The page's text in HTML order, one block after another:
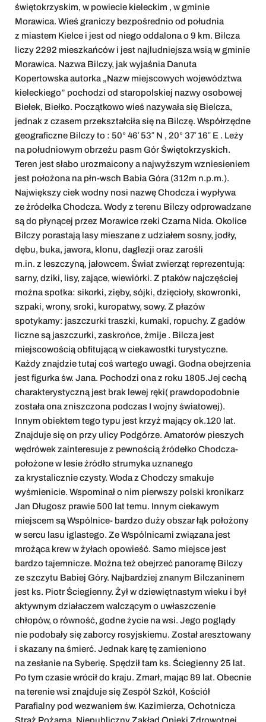
świętokrzyskim, w powiecie kieleckim , w gminie
Morawica. Wieś graniczy bezpośrednio od południa
z miastem Kielce i jest od niego oddalona o 9 km. Bilcza
liczy 2292 mieszkańców i jest najludniejsza wsią w gminie
Morawica. Nazwa Bilczy, jak wyjaśnia Danuta
Kopertowska autorka „Nazw miejscowych województwa
kieleckiego” pochodzi od staropolskiej nazwy osobowej
Biełek, Biełko. Początkowo wieś nazywała się Bielcza,
jednak z czasem przekształciła się na Bilczę. Współrzędne
geograficzne Bilczy to : 50° 46′ 53″ N , 20° 37′ 16″ E . Leży
na południowym obrzeżu pasm Gór Świętokrzyskich.
Teren jest słabo urozmaicony a najwyższym wzniesieniem
jest położona na płn-wsch Babia Góra (312m n.p.m.).
Największy ciek wodny nosi nazwę Chodcza i wypływa
ze źródełka Chodcza. Wody z terenu Bilczy odprowadzane
są do płynącej przez Morawice rzeki Czarna Nida. Okolice
Bilczy porastają lasy mieszane z udziałem sosny, jodły,
dębu, buka, jawora, klonu, daglezji oraz zarośli
m.in. z leszczyną, jałowcem. Świat zwierząt reprezentują:
sarny, dziki, lisy, zające, wiewiórki. Z ptaków najczęściej
można spotka: sikorki, zięby, sójki, dzięcioły, skowronki,
szpaki, wrony, sroki, kuropatwy, sowy. Z płazów
spotykamy: jaszczurki traszki, kumaki, ropuchy. Z gadów
liczne są jaszczurki, zaskrońce, żmije . Bilcza jest
miejscowością obfitującą w ciekawostki turystyczne.
Każdy znajdzie tutaj coś wartego uwagi. Godna obejrzenia
jest figurka św. Jana. Pochodzi ona z roku 1805.Jej cechą
charakterystyczną jest brak lewej ręki( prawdopodobnie
została ona zniszczona podczas I wojny światowej).
Innym obiektem tego typu jest krzyż mający ok.120 lat.
Znajduje się on przy ulicy Podgórze. Amatorów pieszych
wędrówek zainteresuje z pewnością źródełko Chodcza-
położone w lesie źródło strumyka uznanego
za krystalicznie czysty. Woda z Chodczy smakuje
wyśmienicie. Wspominał o nim pierwszy polski kronikarz
Jan Długosz prawie 500 lat temu. Innym ciekawym
miejscem są Wspólnice- bardzo duży obszar łąk położony
w sercu lasu iglastego. Ze Wspólnicami związana jest
mrożąca krew w żyłach opowieść. Samo miejsce jest
bardzo tajemnicze. Można też obejrzeć panoramę Bilczy
ze szczytu Babiej Góry. Najbardziej znanym Bilczaninem
jest ks. Piotr Ściegienny. Żył w dziewiętnastym wieku i był
aktywnym działaczem walczącym o uwłaszczenie
chłopów, o równość, godne życie na wsi. Jego poglądy
nie podobały się zaborcy rosyjskiemu. Został aresztowany
i skazany na śmierć. Jednak karę tę zamieniono
na zesłanie na Syberię. Spędził tam ks. Ściegienny 25 lat.
Po tym czasie wrócił do kraju. Zmarł, mając 89 lat. Obecnie
na terenie wsi znajduje się Zespół Szkół, Kościół
Parafialny pod wezwaniem św. Kazimierza, Ochotnicza